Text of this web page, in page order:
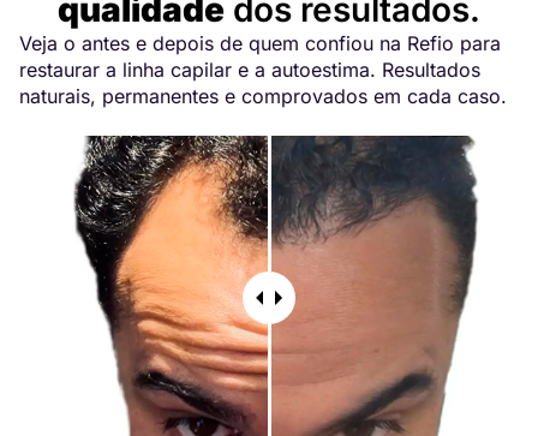
qualidade dos resultados.
Veja o antes e depois de quem confiou na Refio para
restaurar a linha capilar e a autoestima. Resultados
naturais, permanentes e comprovados em cada caso.